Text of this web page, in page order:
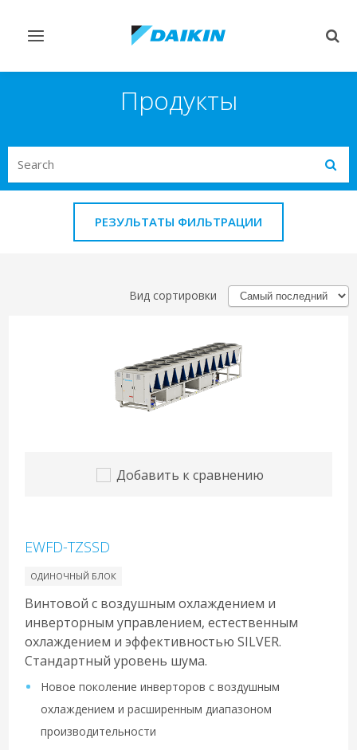
Переключить
Продукты
Search
РЕЗУЛЬТАТЫ ФИЛЬТРАЦИИ
Вид сортировки
Добавить к сравнению
EWFD-TZSSD
ОДИНОЧНЫЙ БЛОК
Винтовой с воздушным охлаждением и
инверторным управлением, естественным
охлаждением и эффективностью SILVER.
Стандартный уровень шума.
Новое поколение инверторов с воздушным
охлаждением и расширенным диапазоном
производительности